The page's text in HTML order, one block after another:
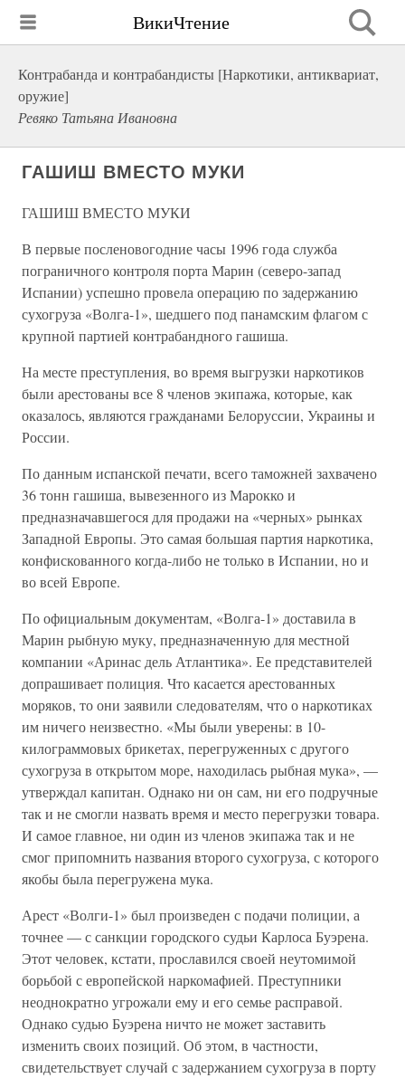
ВикиЧтение
Контрабанда и контрабандисты [Наркотики, антиквариат,
оружие]
Ревяко Татьяна Ивановна
ГАШИШ ВМЕСТО МУКИ
ГАШИШ ВМЕСТО МУКИ
В первые посленовогодние часы 1996 года служба
пограничного контроля порта Марин (северо-запад
Испании) успешно провела операцию по задержанию
сухогруза «Волга-1», шедшего под панамским флагом с
крупной партией контрабандного гашиша.
На месте преступления, во время выгрузки наркотиков
были арестованы все 8 членов экипажа, которые, как
оказалось, являются гражданами Белоруссии, Украины и
России.
По данным испанской печати, всего таможней захвачено
36 тонн гашиша, вывезенного из Марокко и
предназначавшегося для продажи на «черных» рынках
Западной Европы. Это самая большая партия наркотика,
конфискованного когда-либо не только в Испании, но и
во всей Европе.
По официальным документам, «Волга-1» доставила в
Марин рыбную муку, предназначенную для местной
компании «Аринас дель Атлантика». Ее представителей
допрашивает полиция. Что касается арестованных
моряков, то они заявили следователям, что о наркотиках
им ничего неизвестно. «Мы были уверены: в 10-
килограммовых брикетах, перегруженных с другого
сухогруза в открытом море, находилась рыбная мука», —
утверждал капитан. Однако ни он сам, ни его подручные
так и не смогли назвать время и место перегрузки товара.
И самое главное, ни один из членов экипажа так и не
смог припомнить названия второго сухогруза, с которого
якобы была перегружена мука.
Арест «Волги-1» был произведен с подачи полиции, а
точнее — с санкции городского судьи Карлоса Буэрена.
Этот человек, кстати, прославился своей неутомимой
борьбой с европейской наркомафией. Преступники
неоднократно угрожали ему и его семье расправой.
Однако судью Буэрена ничто не может заставить
изменить своих позиций. Об этом, в частности,
свидетельствует случай с задержанием сухогруза в порту